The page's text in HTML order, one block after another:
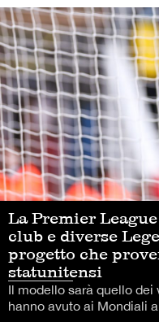
La Premier
club e diverse
progetto che
statunitensi
Il modello sarà quello
hanno avuto ai Mondiali